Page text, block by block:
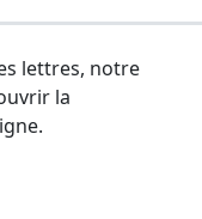
lettres, notre
la